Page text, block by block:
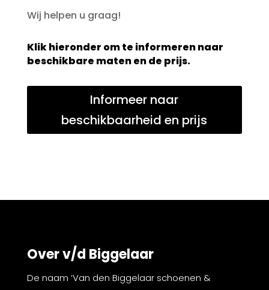
Wij helpen u graag!
Klik hieronder om te informeren naar
beschikbare maten en de prijs.
Informeer naar
beschikbaarheid en prijs
Over v/d Biggelaar
De naam ‘Van den Biggelaar schoenen &